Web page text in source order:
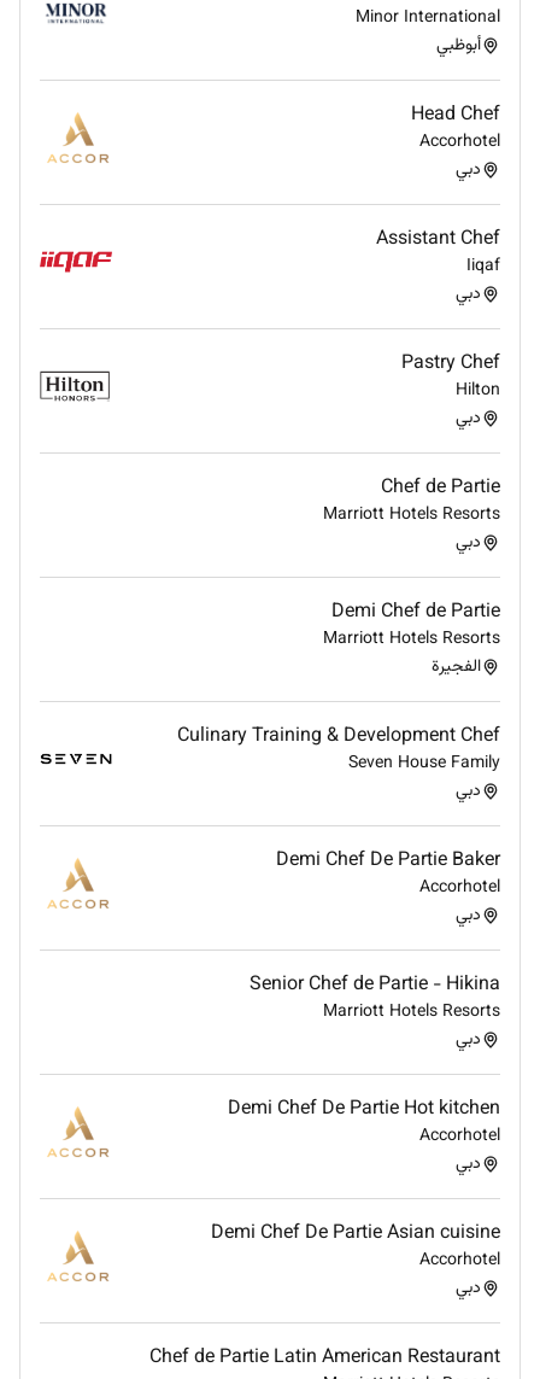
Minor International
أبوظبي
Head Chef
Accorhotel
دبي
Assistant Chef
Iiqaf
دبي
Pastry Chef
Hilton
دبي
Chef de Partie
Marriott Hotels Resorts
دبي
Demi Chef de Partie
Marriott Hotels Resorts
الفجيرة
Culinary Training & Development Chef
Seven House Family
دبي
Demi Chef De Partie Baker
Accorhotel
دبي
Senior Chef de Partie - Hikina
Marriott Hotels Resorts
دبي
Demi Chef De Partie Hot kitchen
Accorhotel
دبي
Demi Chef De Partie Asian cuisine
Accorhotel
دبي
Chef de Partie Latin American Restaurant